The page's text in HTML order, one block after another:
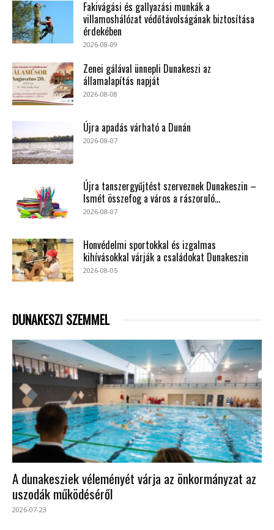
Fakivágási és gallyazási munkák a
villamoshálózat védőtávolságának biztosítása
érdekében
2026-08-09
Zenei gálával ünnepli Dunakeszi az
államalapítás napját
2026-08-08
Újra apadás várható a Dunán
2026-08-07
Újra tanszergyűjtést szerveznek Dunakeszin –
Ismét összefog a város a rászoruló...
2026-08-07
Honvédelmi sportokkal és izgalmas
kihívásokkal várják a családokat Dunakeszin
2026-08-05
DUNAKESZI SZEMMEL
A dunakesziek véleményét várja az önkormányzat az
uszodák működéséről
2026-07-23